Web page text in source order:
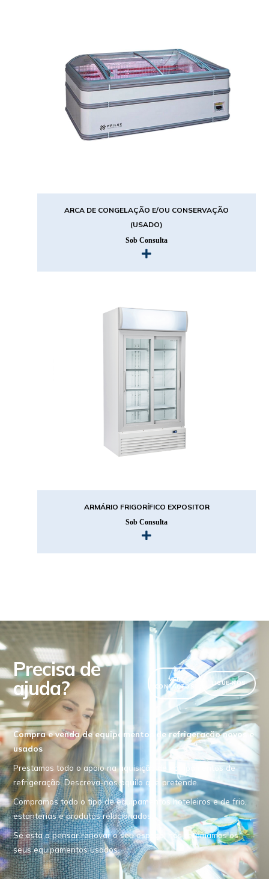
ARCA DE CONGELAÇÃO E/OU CONSERVAÇÃO
(USADO)
Sob Consulta
ARMÁRIO FRIGORÍFICO EXPOSITOR
Sob Consulta
Precisa de
ajuda?
VER
CONTACTOS
LIGUE-NOS
Compra e venda de equipamentos de refrigeração novos e
usados
Prestamos todo o apoio na aquisição de equipamentos de
refrigeração. Descreva-nos aquilo que pretende.
Compramos todo o tipo de equipamentos hoteleiros e de frio,
estanterias e produtos relacionados.
Se esta a pensar renovar o seu espaço, nós retomamos os
seus equipamentos usados.